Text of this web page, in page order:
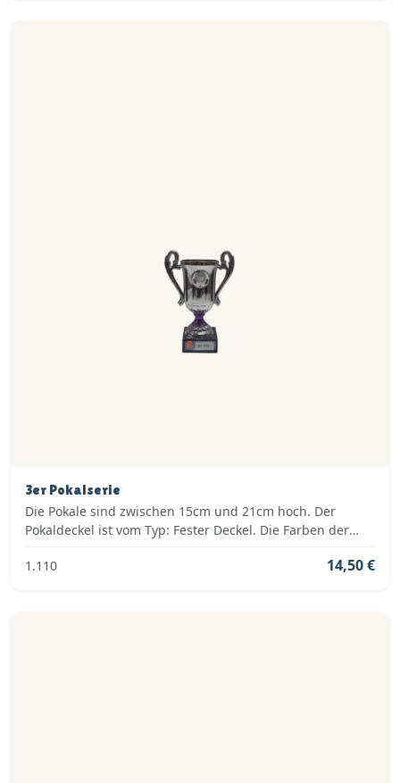
3er Pokalserie
Die Pokale sind zwischen 15cm und 21cm hoch. Der
Pokaldeckel ist vom Typ: Fester Deckel. Die Farben der
1.110
14,50 €